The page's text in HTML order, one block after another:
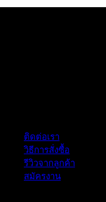
ติดต่อเรา
วิธีการสั่งซื้อ
รีวิวจากลูกค้า
สมัครงาน